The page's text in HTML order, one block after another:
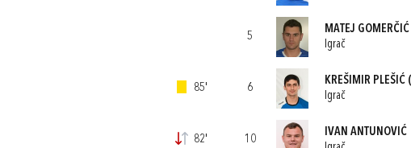
85'
82'
5
MATEJ GOMERČIĆ
Igrač
6
KREŠIMIR PLEŠIĆ
Igrač
10
IVAN ANTUNOVIĆ